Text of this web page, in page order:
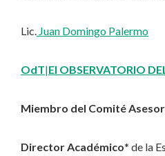
Lic. Juan Domingo Palermo
OdT|El OBSERVATORIO
Miembro del Comité Asesor
Director Académico* de la